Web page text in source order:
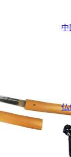
中
仏